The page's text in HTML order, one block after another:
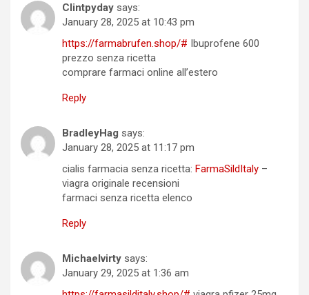
Clintpyday says:
January 28, 2025 at 10:43 pm
https://farmabrufen.shop/# Ibuprofene 600
prezzo senza ricetta
comprare farmaci online all’estero
Reply
BradleyHag says:
January 28, 2025 at 11:17 pm
cialis farmacia senza ricetta: FarmaSildItaly –
viagra originale recensioni
farmaci senza ricetta elenco
Reply
Michaelvirty says:
January 29, 2025 at 1:36 am